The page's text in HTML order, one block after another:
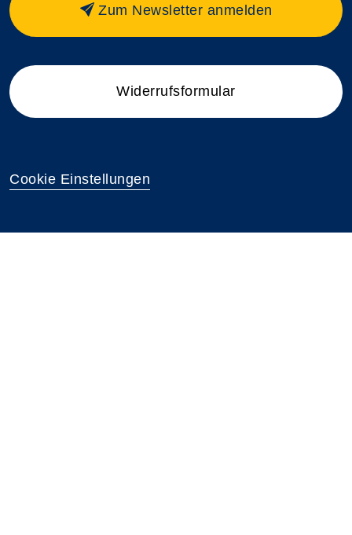
Zum Newsletter anmelden
Widerrufsformular
Cookie Einstellungen